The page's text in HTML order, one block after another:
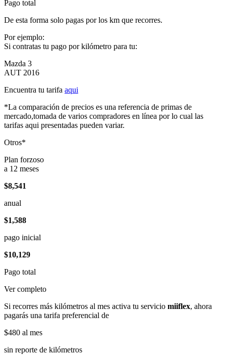
Pago total
De esta forma solo pagas por los km que recorres.
Por ejemplo:
Si contratas tu pago por kilómetro para tu:
Mazda 3
AUT 2016
Encuentra tu tarifa aqui
*La comparación de precios es una referencia de primas de
mercado,tomada de varios compradores en línea por lo cual las
tarifas aqui presentadas pueden variar.
Otros*
Plan forzoso
a 12 meses
$8,541
anual
$1,588
pago inicial
$10,129
Pago total
Ver completo
Si recorres más kilómetros al mes activa tu servicio miiflex, ahora
pagarás una tarifa preferencial de
$480 al mes
sin reporte de kilómetros